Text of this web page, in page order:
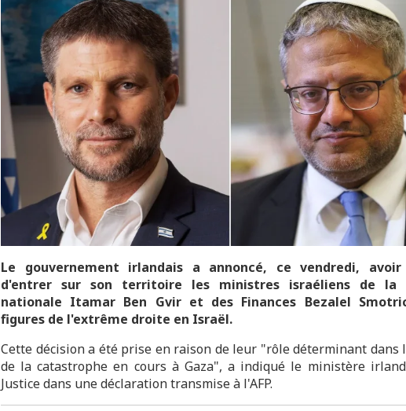
Le gouvernement irlandais a annoncé, ce vendredi,
d'entrer sur son territoire les ministres israéliens de la
nationale Itamar Ben Gvir et des Finances Bezalel
figures de l'extrême droite en Israël.
Cette décision a été prise en raison de leur "rôle déterminant dans
de la catastrophe en cours à Gaza", a indiqué le ministère
Justice dans une déclaration transmise à l'AFP.